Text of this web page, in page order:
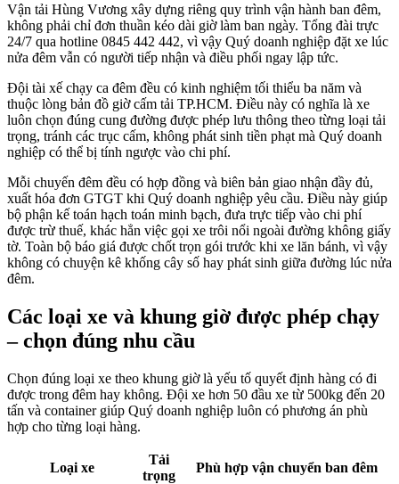
Vận tải Hùng Vương xây dựng riêng quy trình vận hành ban đêm,
không phải chỉ đơn thuần kéo dài giờ làm ban ngày. Tổng đài trực
24/7 qua hotline 0845 442 442, vì vậy Quý doanh nghiệp đặt xe lúc
nửa đêm vẫn có người tiếp nhận và điều phối ngay lập tức.
Đội tài xế chạy ca đêm đều có kinh nghiệm tối thiểu ba năm và
thuộc lòng bản đồ giờ cấm tải TP.HCM. Điều này có nghĩa là xe
luôn chọn đúng cung đường được phép lưu thông theo từng loại tải
trọng, tránh các trục cấm, không phát sinh tiền phạt mà Quý doanh
nghiệp có thể bị tính ngược vào chi phí.
Mỗi chuyến đêm đều có hợp đồng và biên bản giao nhận đầy đủ,
xuất hóa đơn GTGT khi Quý doanh nghiệp yêu cầu. Điều này giúp
bộ phận kế toán hạch toán minh bạch, đưa trực tiếp vào chi phí
được trừ thuế, khác hẳn việc gọi xe trôi nổi ngoài đường không giấy
tờ. Toàn bộ báo giá được chốt trọn gói trước khi xe lăn bánh, vì vậy
không có chuyện kê khống cây số hay phát sinh giữa đường lúc nửa
đêm.
Các loại xe và khung giờ được phép chạy
– chọn đúng nhu cầu
Chọn đúng loại xe theo khung giờ là yếu tố quyết định hàng có đi
được trong đêm hay không. Đội xe hơn 50 đầu xe từ 500kg đến 20
tấn và container giúp Quý doanh nghiệp luôn có phương án phù
hợp cho từng loại hàng.
Loại xe
Tải
trọng
Phù hợp vận chuyển ban đêm